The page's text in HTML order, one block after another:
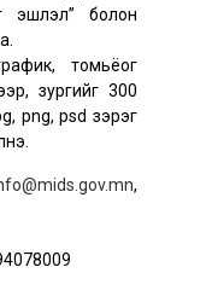
эшлэл” болон
томьёог
зургийг 300
png, psd зэрэг
,